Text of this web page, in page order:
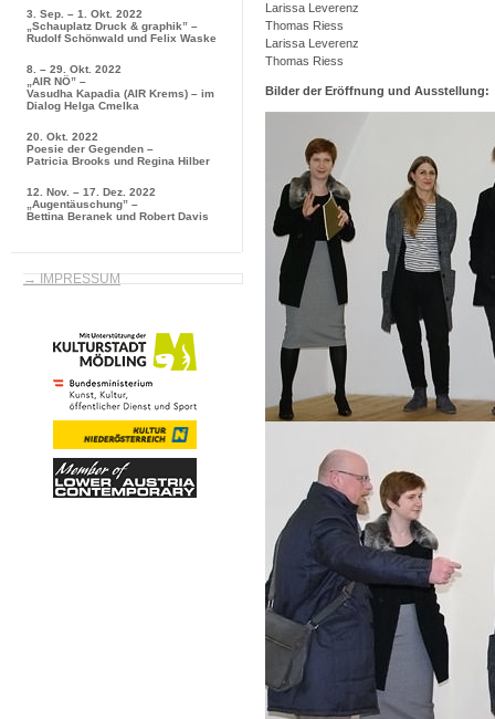
Larissa Leverenz
Thomas Riess
Larissa Leverenz
Thomas Riess
Bilder der Eröffnung und Ausstellung:
3. Sep. – 1. Okt. 2022
„Schauplatz Druck & graphik” –
Rudolf Schönwald und Felix Waske
8. – 29. Okt. 2022
„AIR NÖ” –
Vasudha Kapadia (AIR Krems) – im
Dialog Helga Cmelka
20. Okt. 2022
Poesie der Gegenden –
Patricia Brooks und Regina Hilber
12. Nov. – 17. Dez. 2022
„Augentäuschung” –
Bettina Beranek und Robert Davis
→ IMPRESSUM